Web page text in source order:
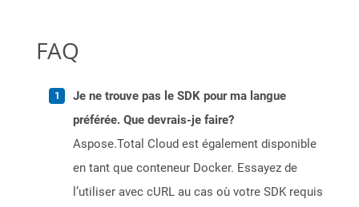
FAQ
Je ne trouve pas le SDK pour ma langue
préférée. Que devrais-je faire?
Aspose.Total Cloud est également disponible
en tant que conteneur Docker. Essayez de
l’utiliser avec cURL au cas où votre SDK requis